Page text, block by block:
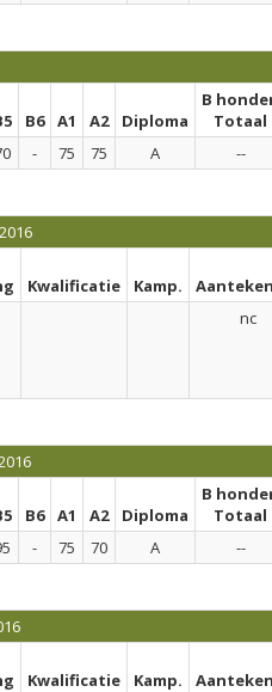
B6 A1 A2 Diploma
B
Totaal
- 75 75 A --
Kwalificatie Kamp.
nc
B6 A1 A2 Diploma
B
Totaal
- 75 70 A --
Kwalificatie Kamp.